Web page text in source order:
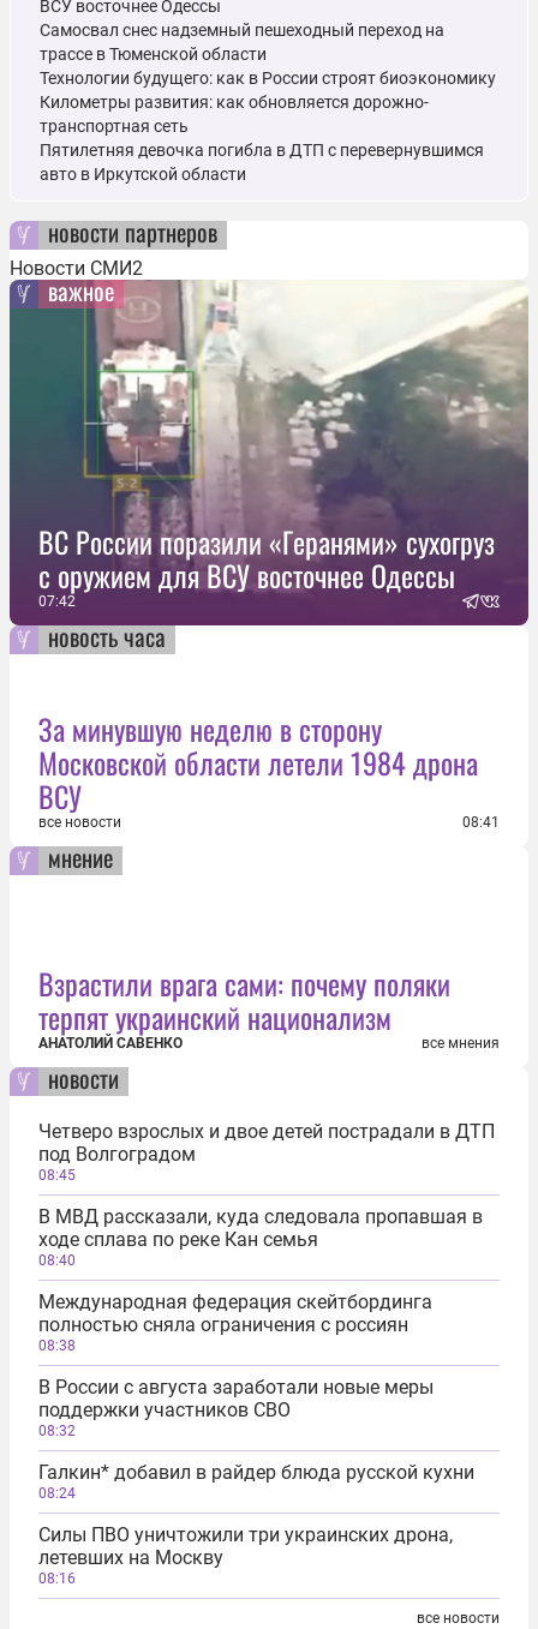
ВСУ восточнее Одессы
Самосвал снес надземный пешеходный переход на
трассе в Тюменской области
Технологии будущего: как в России строят биоэкономику
Километры развития: как обновляется дорожно-
транспортная сеть
Пятилетняя девочка погибла в ДТП с перевернувшимся
авто в Иркутской области
новости партнеров
Новости СМИ2
важное
ВС России поразили «Геранями» сухогруз
с оружием для ВСУ восточнее Одессы
07:42
новость часа
За минувшую неделю в сторону
Московской области летели 1984 дрона
ВСУ
все новости 08:41
мнение
Взрастили врага сами: почему поляки
терпят украинский национализм
АНАТОЛИЙ САВЕНКО все мнения
новости
Четверо взрослых и двое детей пострадали в ДТП
под Волгоградом
08:45
В МВД рассказали, куда следовала пропавшая в
ходе сплава по реке Кан семья
08:40
Международная федерация скейтбординга
полностью сняла ограничения с россиян
08:38
В России с августа заработали новые меры
поддержки участников СВО
08:32
Галкин* добавил в райдер блюда русской кухни
08:24
Силы ПВО уничтожили три украинских дрона,
летевших на Москву
08:16
все новости